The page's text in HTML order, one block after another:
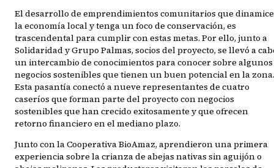
El desarrollo de emprendimientos comunitarios que dinamice
la economía local y tenga un foco de conservación, es
trascendental para cumplir con estas metas. Por ello, junto a
Solidaridad y Grupo Palmas, socios del proyecto, se llevó a
un intercambio de conocimientos para conocer sobre algunos
negocios sostenibles que tienen un buen potencial en la zona.
Esta pasantía conectó a nueve representantes de cuatro
caseríos que forman parte del proyecto con negocios
sostenibles que han crecido exitosamente y que ofrecen
retorno financiero en el mediano plazo.
Junto con la Cooperativa BioAmaz, aprendieron una primera
experiencia sobre la crianza de abejas nativas sin aguijón o